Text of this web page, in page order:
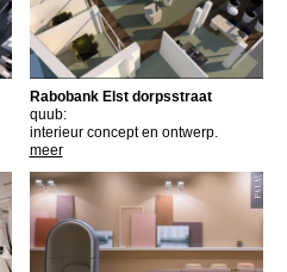
Rabobank Elst dorpsstraat
quub:
interieur concept en ontwerp.
meer